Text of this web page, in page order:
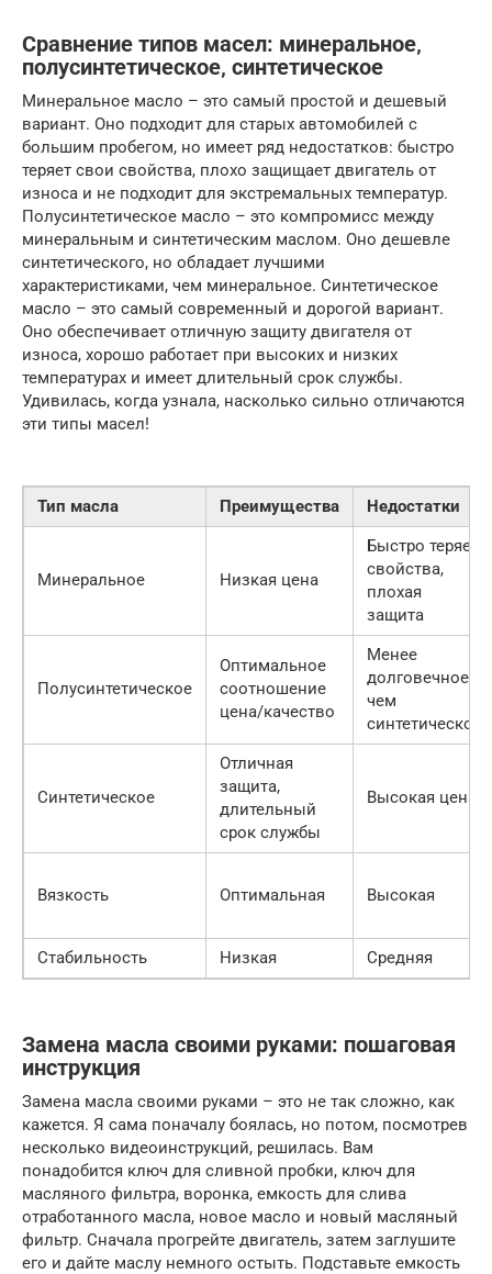
Сравнение типов масел: минеральное‚
полусинтетическое‚ синтетическое
Минеральное масло – это самый простой и дешевый
вариант. Оно подходит для старых автомобилей с
большим пробегом, но имеет ряд недостатков: быстро
теряет свои свойства, плохо защищает двигатель от
износа и не подходит для экстремальных температур.
Полусинтетическое масло – это компромисс между
минеральным и синтетическим маслом. Оно дешевле
синтетического, но обладает лучшими
характеристиками, чем минеральное. Синтетическое
масло – это самый современный и дорогой вариант.
Оно обеспечивает отличную защиту двигателя от
износа, хорошо работает при высоких и низких
температурах и имеет длительный срок службы.
Удивилась, когда узнала, насколько сильно отличаются
эти типы масел!
Тип масла Преимущества Недостатки
Минеральное Низкая цена
Быстро теряет
свойства,
плохая
защита
Полусинтетическое
Оптимальное
соотношение
цена/качество
Менее
долговечное,
чем
синтетическое
Синтетическое
Отличная
защита,
длительный
срок службы
Высокая цена
Вязкость Оптимальная Высокая
Стабильность Низкая Средняя
Замена масла своими руками: пошаговая
инструкция
Замена масла своими руками – это не так сложно, как
кажется. Я сама поначалу боялась, но потом, посмотрев
несколько видеоинструкций, решилась. Вам
понадобится ключ для сливной пробки, ключ для
масляного фильтра, воронка, емкость для слива
отработанного масла, новое масло и новый масляный
фильтр. Сначала прогрейте двигатель, затем заглушите
его и дайте маслу немного остыть. Подставьте емкость